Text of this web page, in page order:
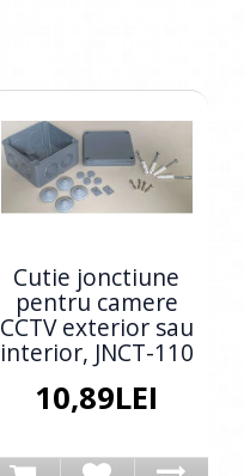
Cutie jonctiune
pentru camere
CCTV exterior sau
interior, JNCT-110
10,89LEI